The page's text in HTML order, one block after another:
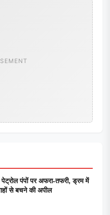
पंपों पर अफरा-तफरी, ड्रम में
से बचने की अपील